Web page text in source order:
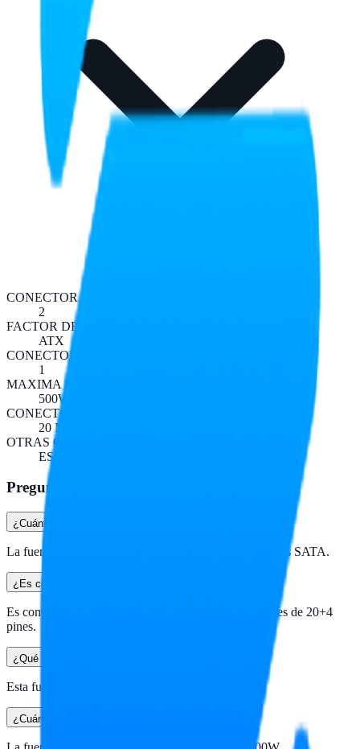
CONECTOR SATA
2
FACTOR DE FORMA
ATX
CONECTOR 12V
1
MAXIMA POTENCIA
500W
CONECTOR PRINCIPAL
20 MAS 4
OTRAS CARACTERISTICAS
ESTANDAR
Preguntas frecuentes
¿Cuántos conectores SATA tiene?
La fuente de poder QUARONI cuenta con 2 conectores SATA.
¿Es compatible con todas las placas madre?
Es compatible con placas madre que utilizan conectores de 20+4
pines.
¿Qué tipo de factor de forma tiene?
Esta fuente de poder tiene un factor de forma ATX.
¿Cuánta potencia máxima puede ofrecer?